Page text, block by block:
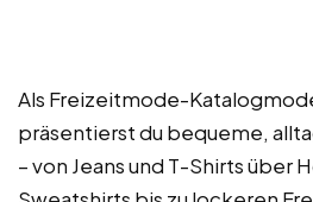
Als Freizeitmode-
präsentierst du bequeme,
– von Jeans und T-Shirts über